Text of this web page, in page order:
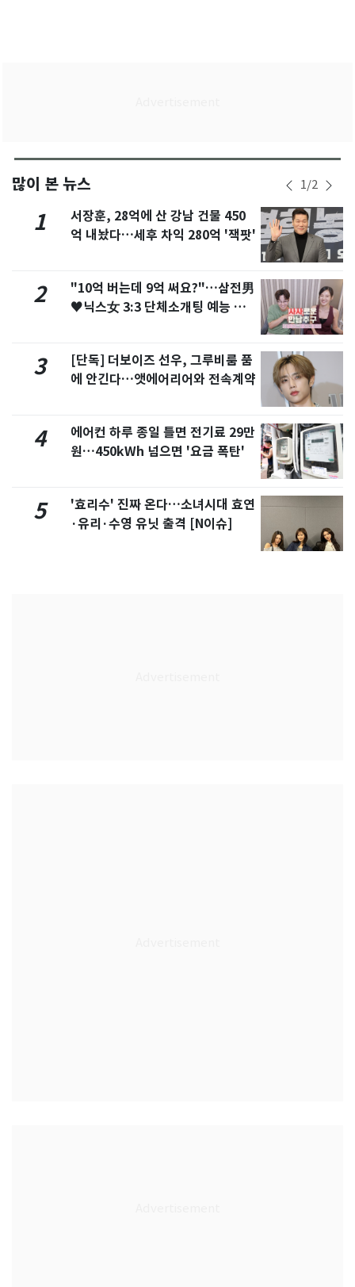
많이 본 뉴스 1/2
1
서장훈, 28억에 산 강남 건물 450
억 내놨다…세후 차익 280억 '잭팟'
2
"10억 버는데 9억 써요?"…삼전男
♥닉스女 3:3 단체소개팅 예능 화
3
[단독] 더보이즈 선우, 그루비룸 품
에 안긴다…앳에어리어와 전속계약
4
에어컨 하루 종일 틀면 전기료 29만
원…450kWh 넘으면 '요금 폭탄'
5
'효리수' 진짜 온다…소녀시대 효연
·유리·수영 유닛 출격 [N이슈]